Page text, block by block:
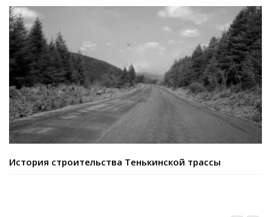
История строительства Тенькинской трассы